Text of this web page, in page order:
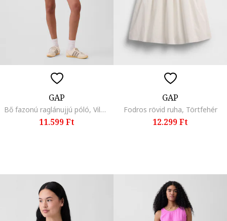
GAP
Bő fazonú raglánujjú póló, Világos rózsaszín,
11.599 Ft
GAP
Fodros rövid ruha, Törtfehér
12.299 Ft